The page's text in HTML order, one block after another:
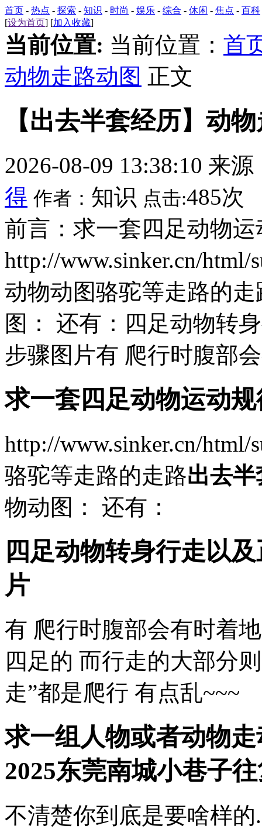
首页 - 热点 - 探索 - 知识 - 时尚 - 娱乐 - 综合 - 休闲 - 焦点 - 百科
[设为首页] [加入收藏]
当前位置: 当前位置： 首
动物走路动图 正文
【出去半套经历】动
2026-08-09 13:38:10 来源
得 作者： 知识 点击:485次
前言：求一套四足动物
http://www.sinker.cn/
动物动图骆驼等走路的
图： 还有：四足动物转
步骤图片有 爬行时腹部
求一套四足动物运动
http://www.sinker.cn/
骆驼等走路的走路出去
物动图： 还有：
四足动物转身行走以
片
有 爬行时腹部会有时着
四足的 而行走的大部分
走”都是爬行 有点乱~~~
求一组人物或者动物
2025东莞南城小巷子
不清楚你到底是要啥样